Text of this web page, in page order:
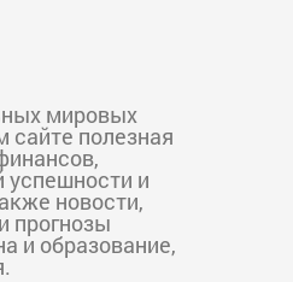
мировых
полезная
успешности и
новости,
прогнозы
и образование,